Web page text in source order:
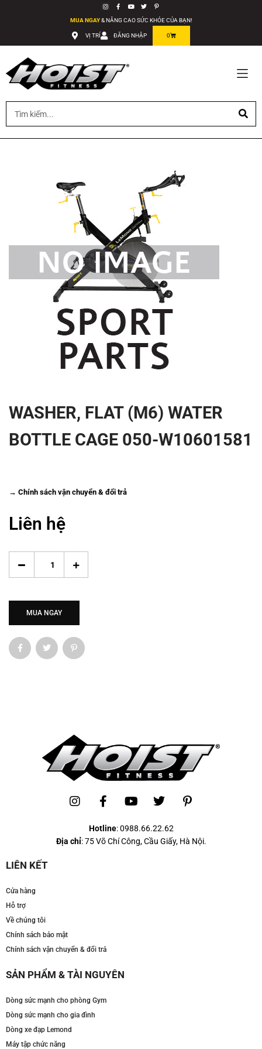
MUA NGAY& NÂNG CAO SỨC KHỎE CỦA BẠN!
VỊ TRÍ ĐĂNG NHẬP 0
WASHER, FLAT (M6) WATER
BOTTLE CAGE 050-W10601581
→ Chính sách vận chuyển & đổi trả
Liên hệ
MUA NGAY
Hotline:0988.66.22.62
Địa chỉ: 75 Võ Chí Công, Cầu Giấy, Hà Nội.
LIÊN KẾT
Cửa hàng
Hỗ trợ
Về chúng tôi
Chính sách bảo mật
Chính sách vận chuyển & đổi trả
SẢN PHẨM & TÀI NGUYÊN
Dòng sức mạnh cho phòng Gym
Dòng sức mạnh cho gia đình
Dòng xe đạp Lemond
Máy tập chức năng